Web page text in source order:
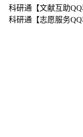
科研通【文献互助
科研通【志愿服务